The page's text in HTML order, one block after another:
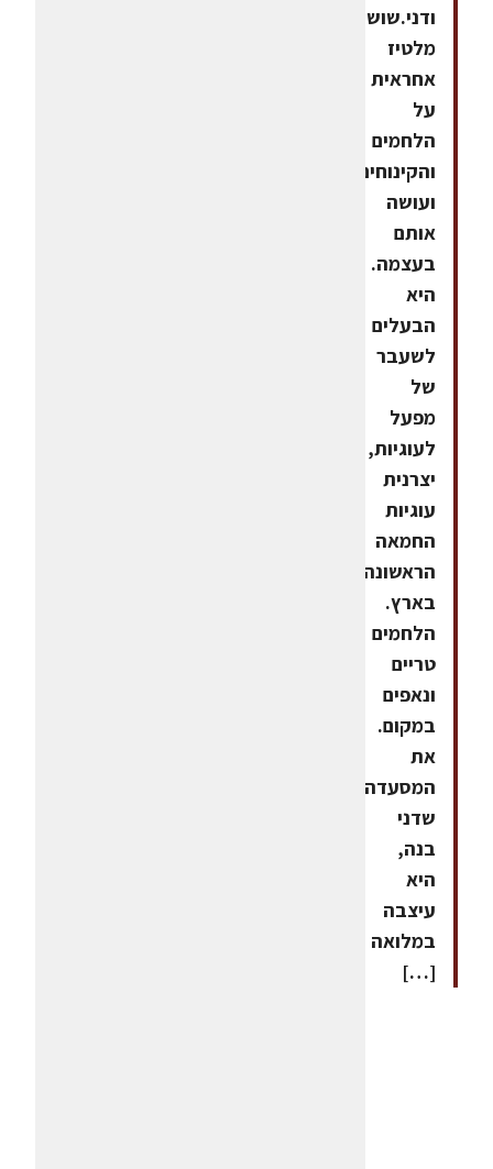
ודני.שוש
מלטיז
אחראית
על
הלחמים
והקינוחים
ועושה
אותם
בעצמה.
היא
הבעלים
לשעבר
של
מפעל
לעוגיות,
יצרנית
עוגיות
החמאה
הראשונה
בארץ.
הלחמים
טריים
ונאפים
במקום.
את
המסעדה
שדני
בנה,
היא
עיצבה
במלואה
[…]